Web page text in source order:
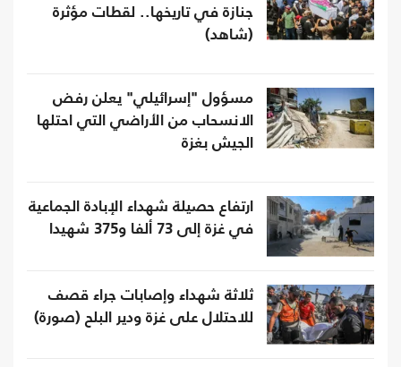
جنازة في تاريخها.. لقطات مؤثرة
(شاهد)
مسؤول "إسرائيلي" يعلن رفض
الانسحاب من الأراضي التي احتلها
الجيش بغزة
ارتفاع حصيلة شهداء الإبادة الجماعية
في غزة إلى 73 ألفا و375 شهيدا
ثلاثة شهداء وإصابات جراء قصف
للاحتلال على غزة ودير البلح (صورة)